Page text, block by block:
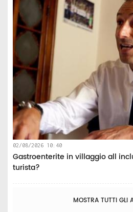
02/08/2026 10:40
Gastroenterite in villaggio all
turista?
MOSTRA TUTTI GLI